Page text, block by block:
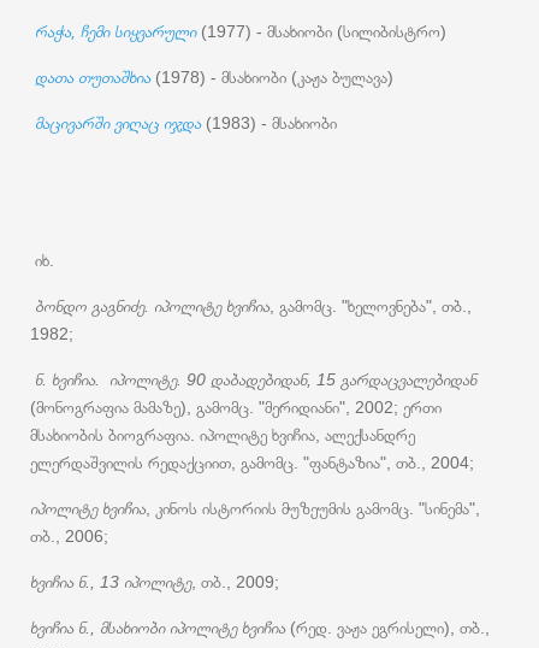
რაჭა, ჩემი სიყვარული(1977) - მსახიობი (სილიბისტრო)
დათა თუთაშხია(1978) - მსახიობი (კაჟა ბულავა)
მაცივარში ვიღაც იჯდა(1983) - მსახიობი
იხ.
ბონდო გაგნიძე. იპოლიტე ხვიჩია, გამომც. "ხელოვნება", თბ.,
1982;
ნ. ხვიჩია. იპოლიტე. 90 დაბადებიდან, 15 გარდაცვალებიდან
(მონოგრაფია მამაზე), გამომც. "მერიდიანი", 2002; ერთი
მსახიობის ბიოგრაფია. იპოლიტე ხვიჩია, ალექსანდრე
ელერდაშვილის რედაქციით, გამომც. "ფანტაზია", თბ., 2004;
იპოლიტე ხვიჩია, კინოს ისტორიის მუზეუმის გამომც. "სინემა",
თბ., 2006;
ხვიჩია ნ., 13 იპოლიტე, თბ., 2009;
ხვიჩია ნ., მსახიობი იპოლიტე ხვიჩია(რედ. ვაჟა ეგრისელი), თბ.,